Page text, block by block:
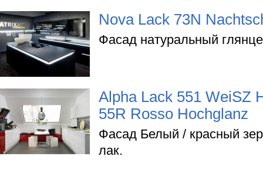
Nova Lack 73N
Фасад натуральный
Alpha Lack 551 WeiSZ
55R Rosso Hochglanz
Фасад Белый / красный
лак.